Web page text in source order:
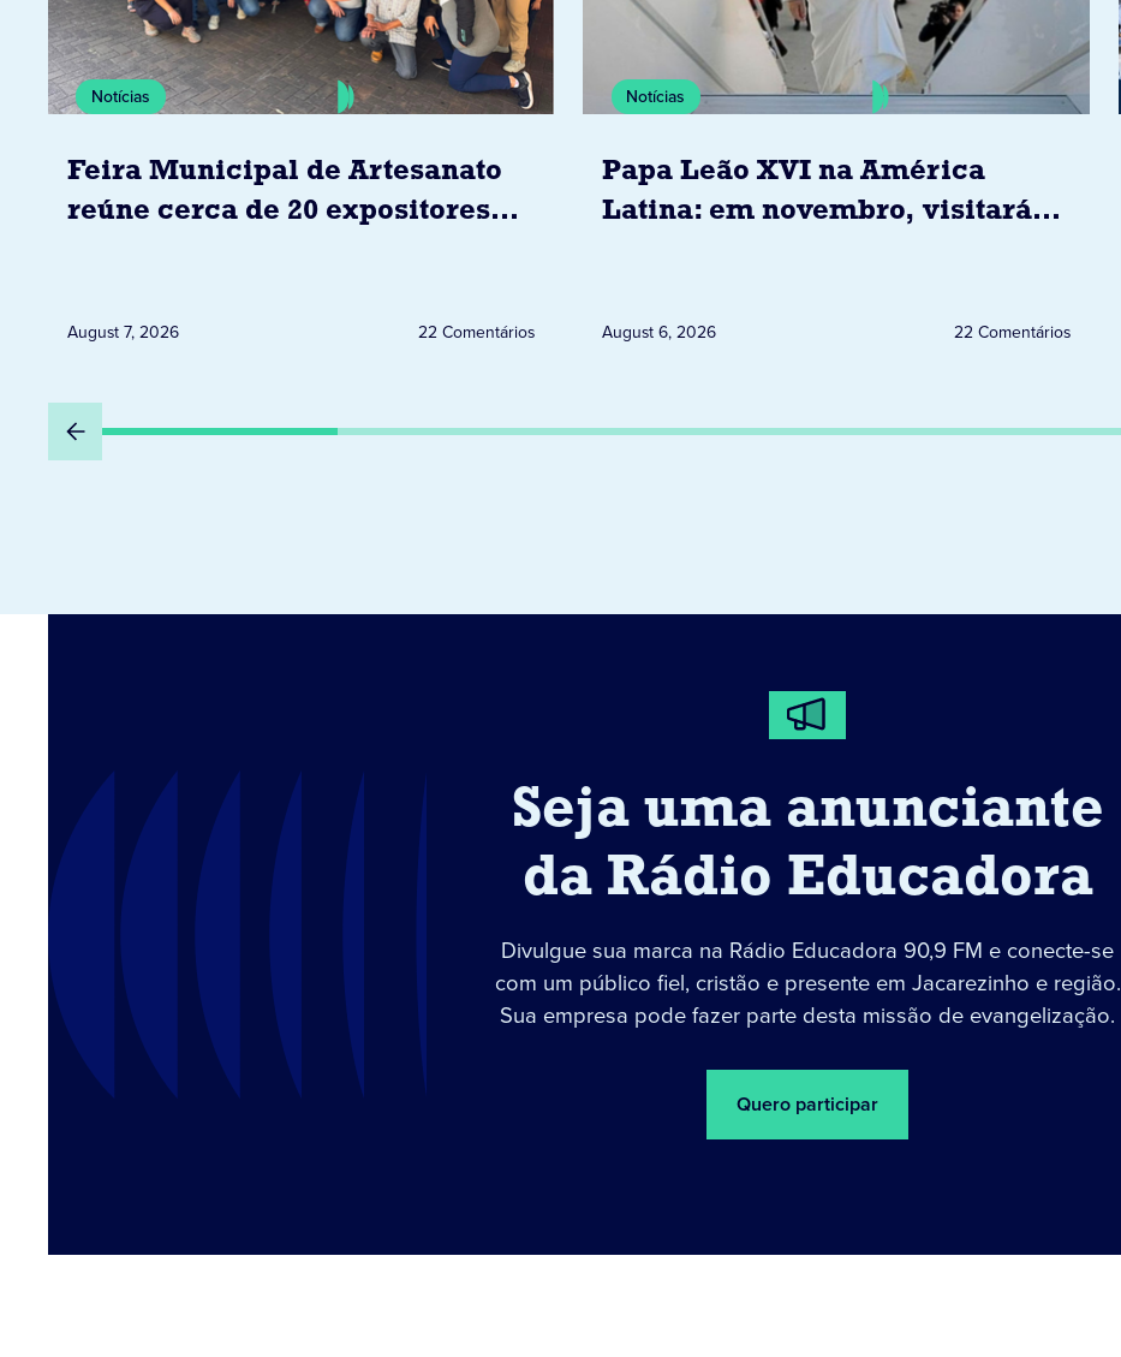
Notícias
Feira Municipal de Artesanato
reúne cerca de 20 expositores
August 7, 2026 22 Comentários
Notícias
Papa Leão XVI na América
Latina: em novembro, visitará
August 6, 2026 22 Comentários
Seja uma anunciante
da Rádio Educadora
Divulgue sua marca na Rádio Educadora 90,9 FM e conecte-se
com um público fiel, cristão e presente em Jacarezinho e região.
Sua empresa pode fazer parte desta missão de evangelização.
Quero participar